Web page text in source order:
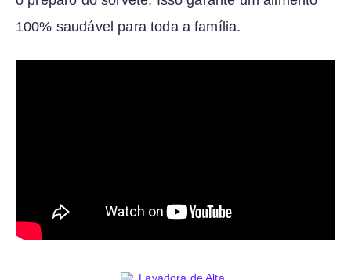
100% saudável para toda a família.